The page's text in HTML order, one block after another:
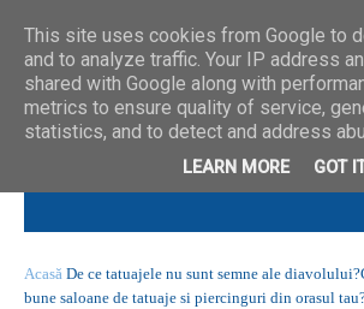
Acasă De ce tatuajele nu sunt semne ale
bune saloane de tatuaje si piercinguri din orasul
This site uses cookies from Google to
and to analyze traffic. Your IP address
shared with Google along with
metrics to ensure quality of service,
statistics, and to detect and address
LEARN MORE GOT